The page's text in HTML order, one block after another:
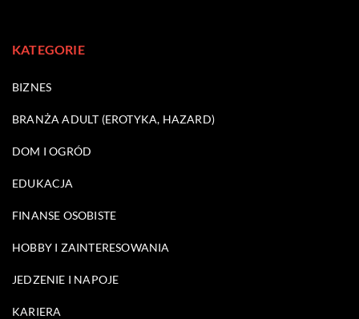
KATEGORIE
BIZNES
BRANŻA ADULT (EROTYKA, HAZARD)
DOM I OGRÓD
EDUKACJA
FINANSE OSOBISTE
HOBBY I ZAINTERESOWANIA
JEDZENIE I NAPOJE
KARIERA